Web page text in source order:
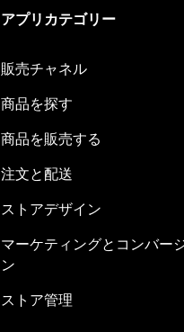
アプリカテゴリー
販売チャネル
商品を探す
商品を販売する
注文と配送
ストアデザイン
マーケティングとコンバー
ン
ストア管理